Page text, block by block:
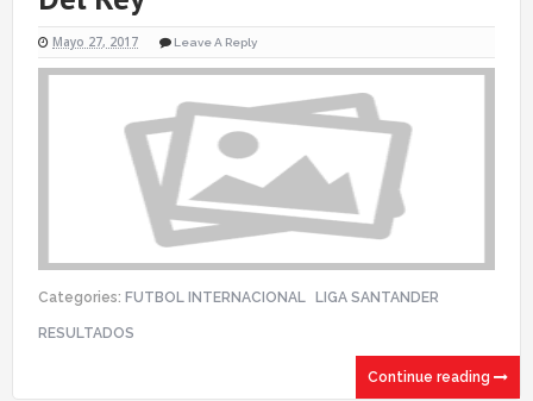
Mayo 27, 2017 Leave A Reply
Categories: FUTBOL INTERNACIONAL LIGA SANTANDER
RESULTADOS
Continue reading